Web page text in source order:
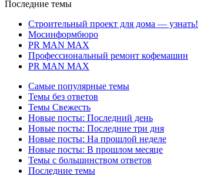
Последние темы
Строительный проект для дома — узнать!
Мосинформбюро
PR MAN MAX
Профессиональный ремонт кофемашин
PR MAN MAX
Самые популярные темы
Темы без ответов
Темы Свежесть
Новые посты: Последний день
Новые посты: Последние три дня
Новые посты: На прошлой неделе
Новые посты: В прошлом месяце
Темы с большинством ответов
Последние темы